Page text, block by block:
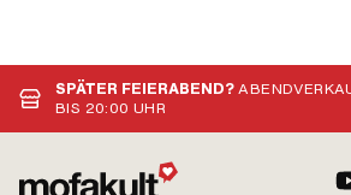
SPÄTER FEIERABEND?
BIS 20:00 UHR